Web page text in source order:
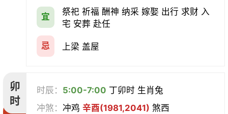
宜
祭祀 祈福 酬神 纳采 嫁娶 出行 求财 入
宅 安葬 赴任
忌 上梁 盖屋
卯
时
时辰： 5:00-7:00 丁卯时 生肖兔
冲煞：冲鸡辛酉(1981,2041) 煞西